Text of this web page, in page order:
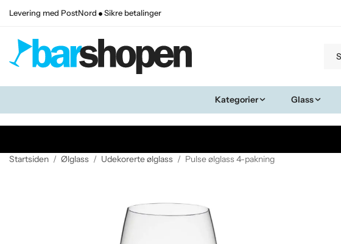
Levering med PostNord Sikre betalinger
Kategorier Glass
Startsiden / Ølglass / Udekorerte ølglass / Pulse ølglass 4-pakning